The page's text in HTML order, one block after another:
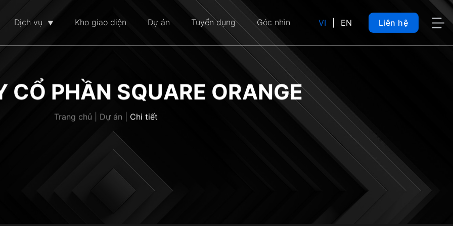
Dịch vụ Kho giao diện Dự án Tuyển dụng Góc nhìn VI EN Liên hệ
CỔ PHẦN SQUARE ORANGE
Trang chủ | Dự án | Chi tiết